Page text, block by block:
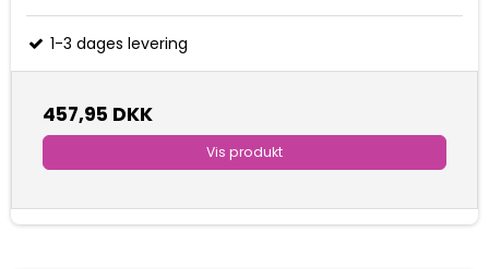
1-3 dages levering
457,95 DKK
Vis produkt